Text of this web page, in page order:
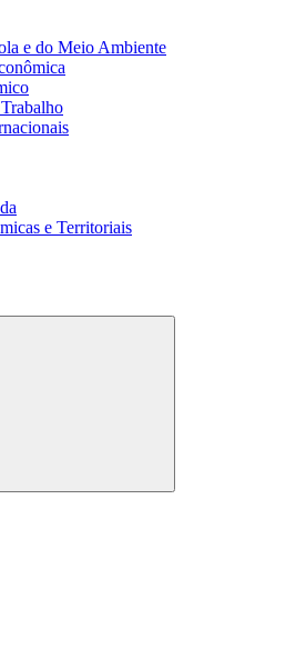
e do Meio Ambiente
e Territoriais
Buscar